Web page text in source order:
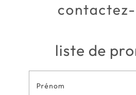
liste de
Formulaire